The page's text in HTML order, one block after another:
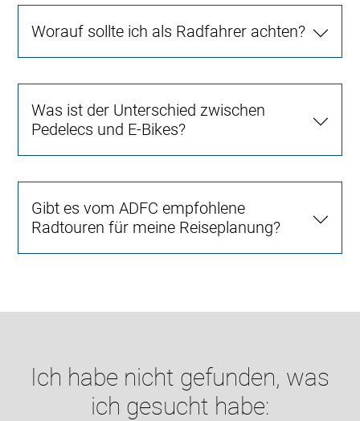
Worauf sollte ich als Radfahrer achten?
Was ist der Unterschied zwischen
Pedelecs und E-Bikes?
Gibt es vom ADFC empfohlene
Radtouren für meine Reiseplanung?
Ich habe nicht gefunden, was
ich gesucht habe: